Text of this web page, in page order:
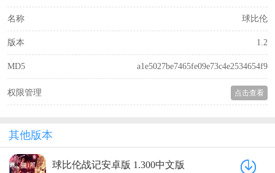
名称 球比伦
版本 1.2
MD5 a1e5027be7465fe09e73c4e2534654f9
权限管理 点击查看
其他版本
球比伦战记安卓版 1.300中文版